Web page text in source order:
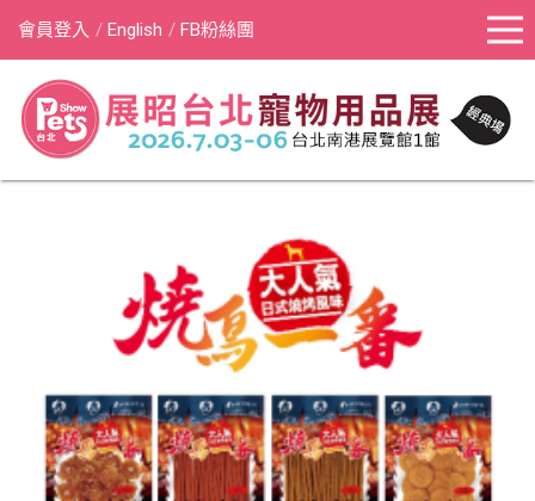
會員登入 English FB粉絲團